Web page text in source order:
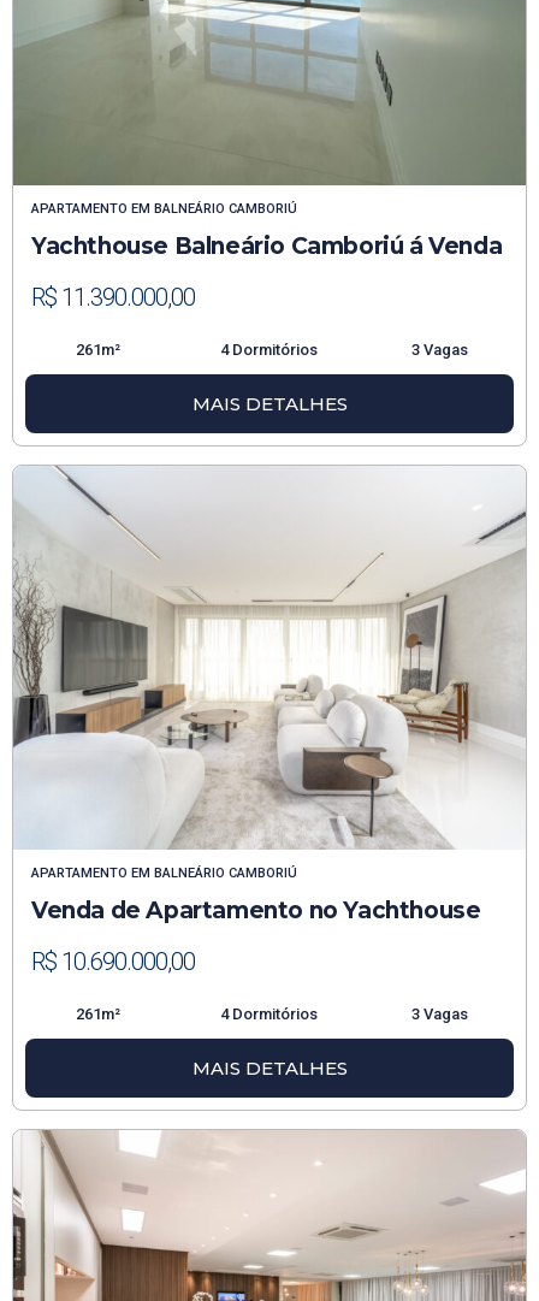
APARTAMENTO EM BALNEÁRIO CAMBORIÚ
Yachthouse Balneário Camboriú á Venda
R$ 11.390.000,00
261m² 4 Dormitórios 3 Vagas
MAIS DETALHES
APARTAMENTO EM BALNEÁRIO CAMBORIÚ
Venda de Apartamento no Yachthouse
R$ 10.690.000,00
261m² 4 Dormitórios 3 Vagas
MAIS DETALHES